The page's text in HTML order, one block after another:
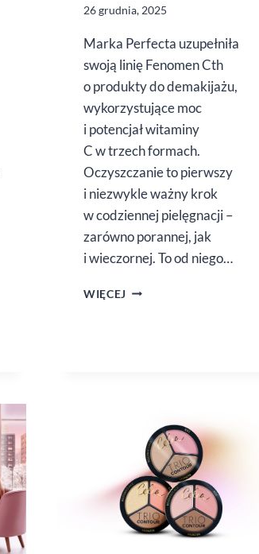
26 grudnia, 2025
Marka Perfecta uzupełniła
swoją linię Fenomen Cth
o produkty do demakijażu,
wykorzystujące moc
i potencjał witaminy
C w trzech formach.
Oczyszczanie to pierwszy
i niezwykle ważny krok
w codziennej pielęgnacji –
zarówno porannej, jak
i wieczornej. To od niego…
WIĘCEJ WITAMINA